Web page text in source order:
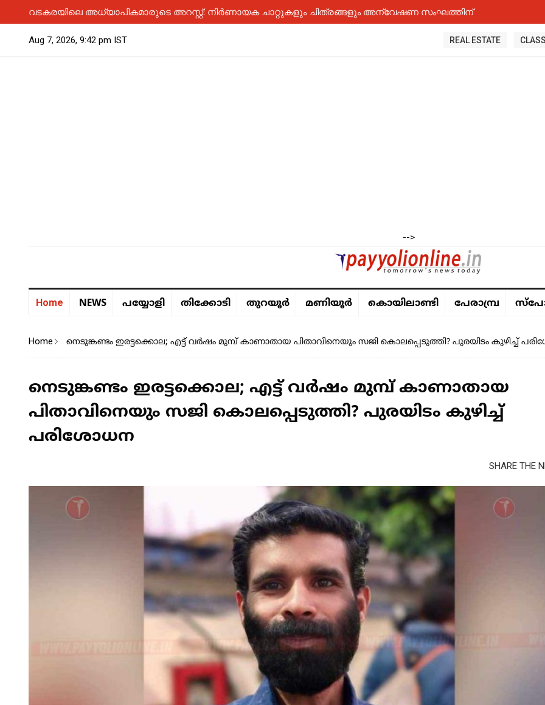
വടകരയിലെ അധ്യാപികമാരുടെ അറസ്റ്റ്: നിർണായക ചാറ്റുകളും ചിത്രങ്ങളും അന്വേഷണ സംഘത്തിന്
Aug 7, 2026, 9:42 pm IST REAL ESTATE
-->
Home NEWS പയ്യോളി തിക്കോടി തുറയൂര്‍ മണിയൂര്‍ കൊയിലാണ്ടി പേരാമ്പ്ര
Home നെടുങ്കണ്ടം ഇരട്ടക്കൊല; എട്ട് വർഷം മുമ്പ് കാണാതായ പിതാവിനെയും സജി കൊലപ്പെടുത്തി? പുരയിടം കുഴിച്ച്
നെടുങ്കണ്ടം ഇരട്ടക്കൊല; എട്ട് വർഷം മുമ്പ് കാണാതായ
പിതാവിനെയും സജി കൊലപ്പെടുത്തി? പുരയിടം കുഴിച്ച്
പരിശോധന
SHARE THE